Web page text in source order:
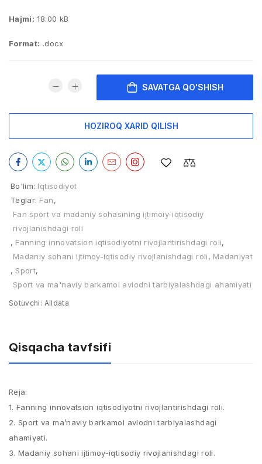
Hajmi: 18.00 kB
Format: .docx
SAVATGA QO'SHISH
HOZIROQ XARID QILISH
Bo'lim: Iqtisodiyot
Teglar: Fan,
Fan sport va madaniy sohasining ijtimoiy-iqtisodiy
rivojlanishdagi roli
, Fanning innovatsion iqtisodiyotni rivojlantirishdagi roli,
Madaniy sohani ijtimoy-iqtisodiy rivojlanishdagi roli, Madaniyat
, Sport,
Sport va ma'naviy barkamol avlodni tarbiyalashdagi ahamiyati
Sotuvchi: Alldata
Qisqacha tavfsifi
Reja:
1. Fanning innovatsion iqtisodiyotni rivojlantirishdagi roli.
2. Sport va ma’naviy barkamol avlodni tarbiyalashdagi
ahamiyati.
3. Madaniy sohani ijtimoy-iqtisodiy rivojlanishdagi roli.